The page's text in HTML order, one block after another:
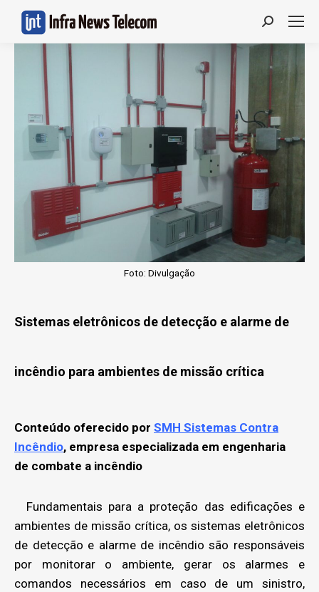
Search:
Foto: Divulgação
Sistemas eletrônicos de detecção e alarme de
incêndio para ambientes de missão crítica
Conteúdo oferecido por SMH Sistemas Contra
Incêndio, empresa especializada em engenharia
de combate a incêndio
Fundamentais para a proteção das edificações e
ambientes de missão crítica, os sistemas eletrônicos
de detecção e alarme de incêndio são responsáveis
por monitorar o ambiente, gerar os alarmes e
comandos necessários em caso de um sinistro,